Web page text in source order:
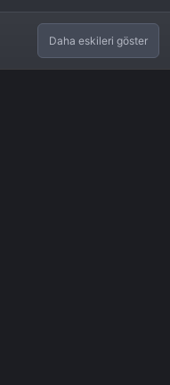
Daha eskileri göster